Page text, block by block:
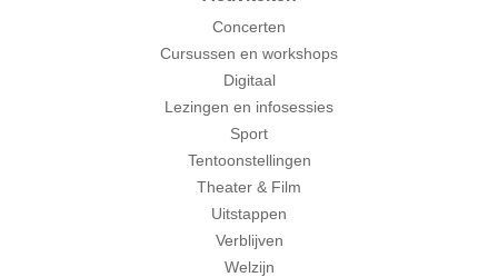
Concerten
Cursussen en workshops
Digitaal
Lezingen en infosessies
Sport
Tentoonstellingen
Theater & Film
Uitstappen
Verblijven
Welzijn